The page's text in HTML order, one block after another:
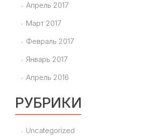
Апрель 2017
Март 2017
Февраль 2017
Январь 2017
Апрель 2016
РУБРИКИ
Uncategorized